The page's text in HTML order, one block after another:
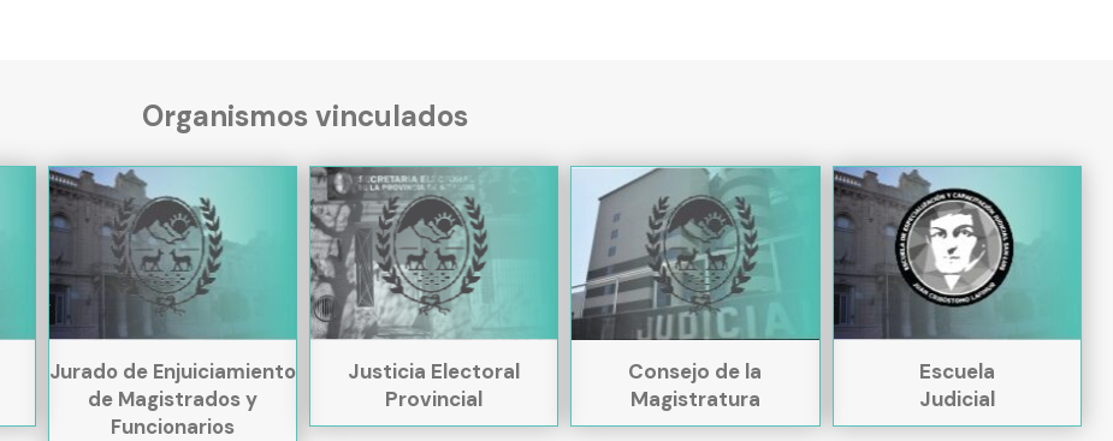
Organismos vinculados
Jurado de Enjuiciamiento
de Magistrados y
Funcionarios
Justicia Electoral
Provincial
Consejo de la
Magistratura
Escuela
Judicial